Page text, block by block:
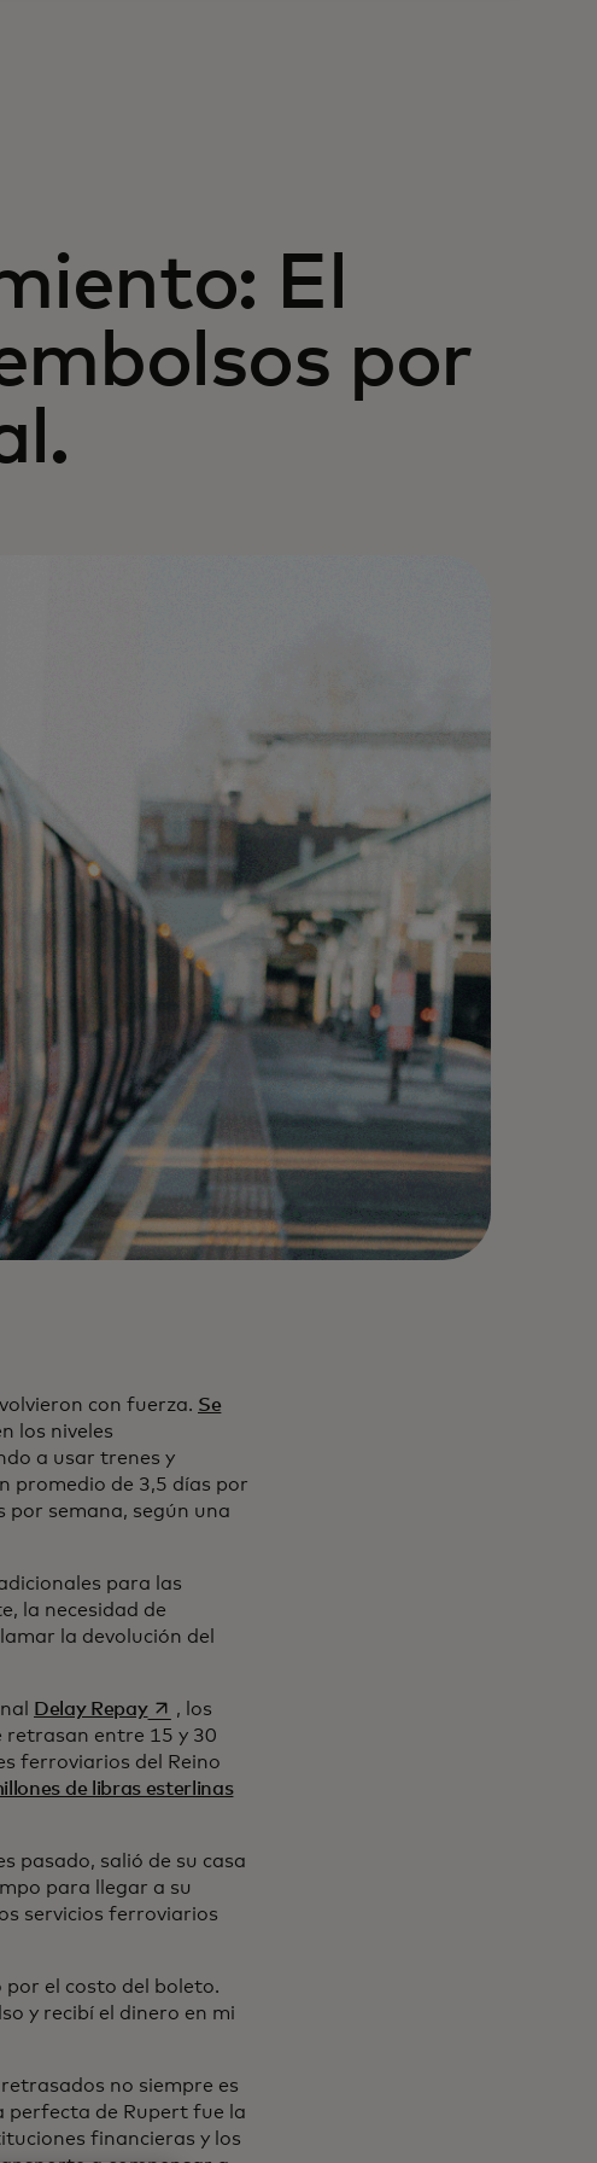
El
por
con fuerza. Se
los niveles
a usar trenes y
promedio de 3,5 días por
por semana, según una
para las
la necesidad de
la devolución del
Delay Repayse abre en una pestaña nueva
, los
retrasan entre 15 y 30
ferroviarios del Reino
de libras esterlinasse abre en una pestaña nueva
pasado, salió de su casa
para llegar a su
servicios ferroviarios
el costo del boleto.
y recibí el dinero en mi
no siempre es
perfecta de Rupert fue la
financieras y los